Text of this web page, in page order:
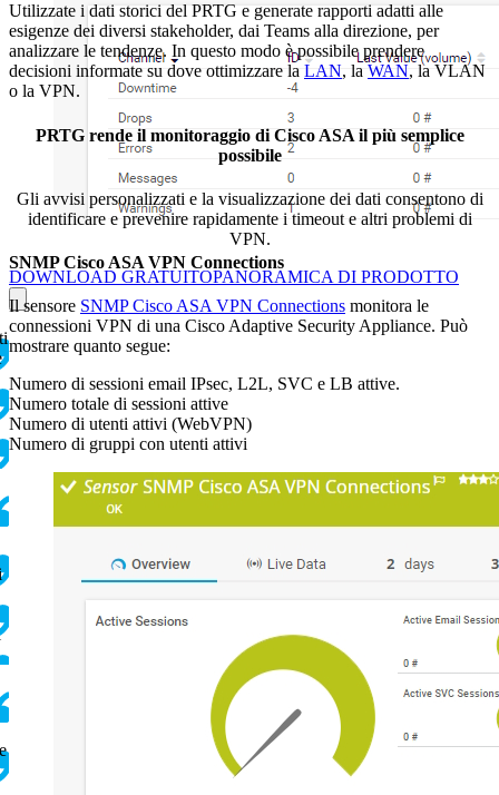
SNMP Cisco ASA VPN Connections
Il sensore SNMP Cisco ASA VPN Connections monitora le
connessioni VPN di una Cisco Adaptive Security Appliance. Può
mostrare quanto segue:
Numero di sessioni email IPsec, L2L, SVC e LB attive.
Numero totale di sessioni attive
Numero di utenti attivi (WebVPN)
Numero di gruppi con utenti attivi
Utilizzate i dati storici del PRTG e generate rapporti adatti alle
esigenze dei diversi stakeholder, dai Teams alla direzione, per
analizzare le tendenze. In questo modo è possibile prendere
decisioni informate su dove ottimizzare la LAN, la WAN, la VLAN
o la VPN.
PRTG rende il monitoraggio di Cisco ASA il più semplice
possibile
Gli avvisi personalizzati e la visualizzazione dei dati consentono di
identificare e prevenire rapidamente i timeout e altri problemi di
VPN.
DOWNLOAD GRATUITOPANORAMICA DI PRODOTTO